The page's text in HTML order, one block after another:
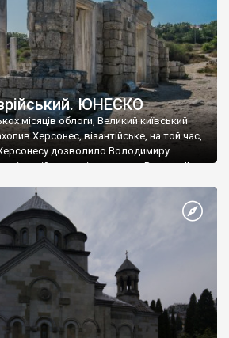
ЮНЕСКО
місяців облоги, Великий київський
Херсонес, візантійське, на той час,
дозволило Володимиру
візантійському імператору Василю ІІ, та
язичник, став Василем-християнином.
Русі. На честь Херсонесу Таврійського